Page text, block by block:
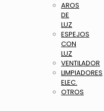
AROS
DE
LUZ
ESPEJOS
CON
LUZ
VENTILADOR
LIMPIADORES
ELEC.
OTROS